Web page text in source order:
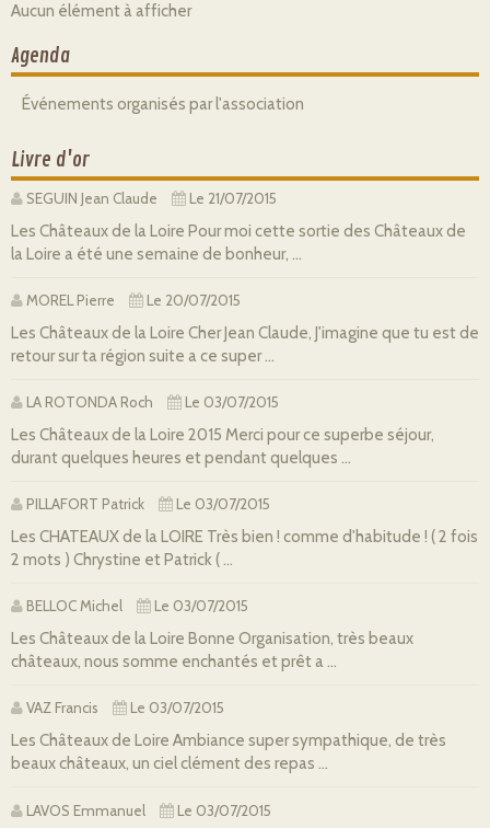
Aucun élément à afficher
Agenda
Événements organisés par l'association
Livre d'or
SEGUIN Jean Claude Le 21/07/2015
Les Châteaux de la Loire Pour moi cette sortie des Châteaux de
la Loire a été une semaine de bonheur, ...
MOREL Pierre Le 20/07/2015
Les Châteaux de la Loire Cher Jean Claude, J'imagine que tu est de
retour sur ta région suite a ce super ...
LA ROTONDA Roch Le 03/07/2015
Les Châteaux de la Loire 2015 Merci pour ce superbe séjour,
durant quelques heures et pendant quelques ...
PILLAFORT Patrick Le 03/07/2015
Les CHATEAUX de la LOIRE Très bien ! comme d'habitude ! ( 2 fois
2 mots ) Chrystine et Patrick ( ...
BELLOC Michel Le 03/07/2015
Les Châteaux de la Loire Bonne Organisation, très beaux
châteaux, nous somme enchantés et prêt a ...
VAZ Francis Le 03/07/2015
Les Châteaux de Loire Ambiance super sympathique, de très
beaux châteaux, un ciel clément des repas ...
LAVOS Emmanuel Le 03/07/2015